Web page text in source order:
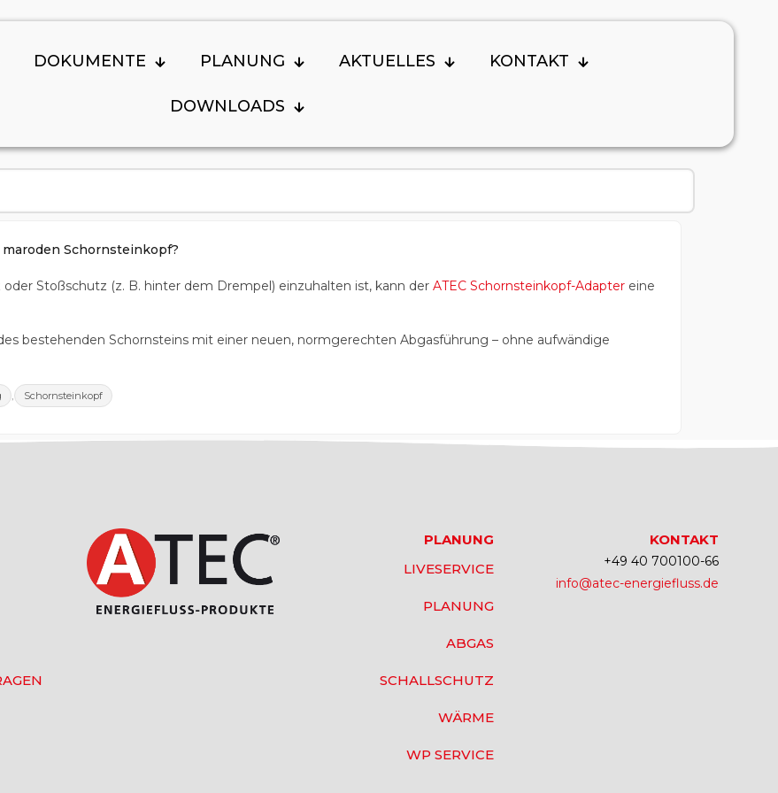
DOKUMENTE PLANUNG AKTUELLES KONTAKT
DOWNLOADS
Schornsteinkopf?
Stoßschutz (z. B. hinter dem Drempel) einzuhalten ist, kann der ATEC Schornsteinkopf-Adaptereine
bestehenden Schornsteins mit einer neuen, normgerechten Abgasführung – ohne aufwändige
, Schornsteinkopf
PLANUNG
LIVESERVICE
PLANUNG
ABGAS
SCHALLSCHUTZ
WÄRME
WP SERVICE
KONTAKT
+49 40 700100-66
info@atec-energiefluss.de